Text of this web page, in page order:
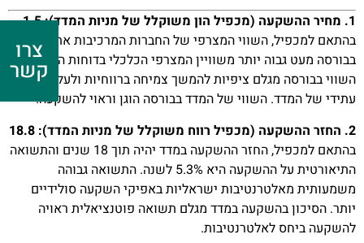
1. מחיר ההשקעה (מכפיל הון משוקלל של מניות המדד): 1.5
בהתאם למכפיל, השווי המצרפי של החברות המרכיבות את המדד
בבורסה מעט גבוה יותר משוויין המצרפי הכלכלי בדוחות הכספיים.
השווי בבורסה מגלם ציפיות להמשך צמיחה ברווחיות ולעליית ערך
עתידי של המדד. השווי של המדד בבורסה הוגן וראוי להשקעה.
2. החזר ההשקעה (מכפיל רווח משוקלל של מניות המדד): 18.8
בהתאם למכפיל, החזר ההשקעה במדד יהיה תוך 18 שנים והתשואה
התיאורטית על ההשקעה היא 5.3% לשנה. התשואה גבוהה
משמעותית מאלטרנטיבות ישראליות באפיקי השקעה סולידיים
יותר. הסיכון בהשקעה במדד מגלם תשואה פוטנציאלית ראויה
להשקעה ביחס לאלטרנטיבות.
צרו
קשר